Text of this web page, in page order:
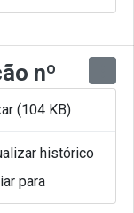
nº
Artur
(104 KB)
histórico
para